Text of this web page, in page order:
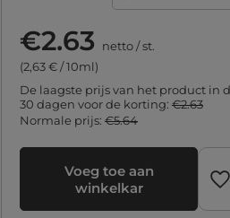
€2.63 netto/st.
(2,63 € / 10ml)
De laagste prijs van het product in
30 dagen voor de korting: €2.63
Normale prijs: €5.64
Voeg toe aan
winkelkar